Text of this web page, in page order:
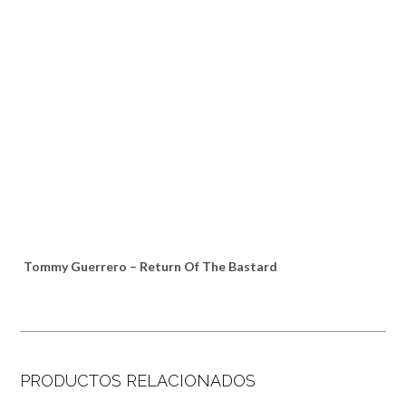
Tommy Guerrero – Return Of The Bastard
PRODUCTOS RELACIONADOS